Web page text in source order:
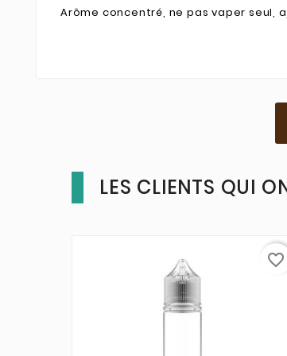
Arôme concentré, ne pas vaper seul,
LES CLIENTS QUI
favorite_border